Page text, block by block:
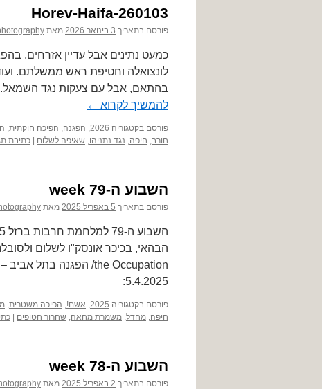
Horev-Haifa-260103
פורסם בתאריך 3 בינואר 2026 מאת
לונצואלה וחטיפת ראש ממשלתם.
בהתאם, אבל עם צעקות נגד השמאל.
להמשיך לקרוא ←
פורסם בקטגוריה 2026
, הפגנה, הפיכה חוקתית,
חורב, חיפה, נגד נתניהו, שאיפה לשלום כתיבת
השבוע ה-79 week
פורסם בתאריך 5 באפריל 2025 מאת
5.4.2025:
פורסם בקטגוריה 2025
, אשם!, הפיכה משטרית,
חיפה, מחדל, משמרת מחאה, שחרור חטופים
השבוע ה-78 week
פורסם בתאריך 2 באפריל 2025 מאת